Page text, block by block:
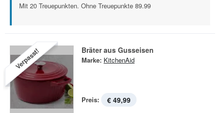
Mit 20 Treuepunkten. Ohne Treuepunkte 89.99
Verpasst! Bräter aus Gusseisen
Marke: KitchenAid
Preis: € 49,99